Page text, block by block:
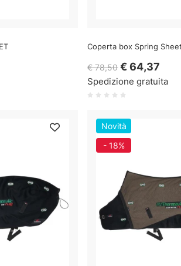
Coperta box Spring
€ 78,50 € 64,37
Spedizione gratuita
Novità
- 18%